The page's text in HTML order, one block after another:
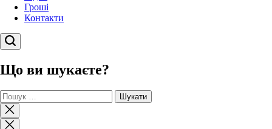
Гроші
Контакти
Пошук
Що ви шукаєте?
Пошук:
Закрити
пошук